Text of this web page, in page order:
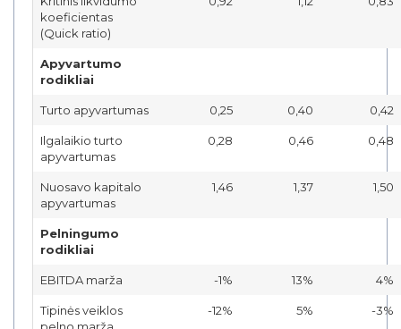
koeficientas
(Quick ratio)
Apyvartumo
rodikliai
Turto apyvartumas 0,25 0,40 0,42
Ilgalaikio turto
apyvartumas
0,28 0,46 0,48
Nuosavo kapitalo
apyvartumas
1,46 1,37 1,50
Pelningumo
rodikliai
EBITDA marža -1% 13% 4%
Tipinės veiklos
pelno marža
-12% 5% -3%